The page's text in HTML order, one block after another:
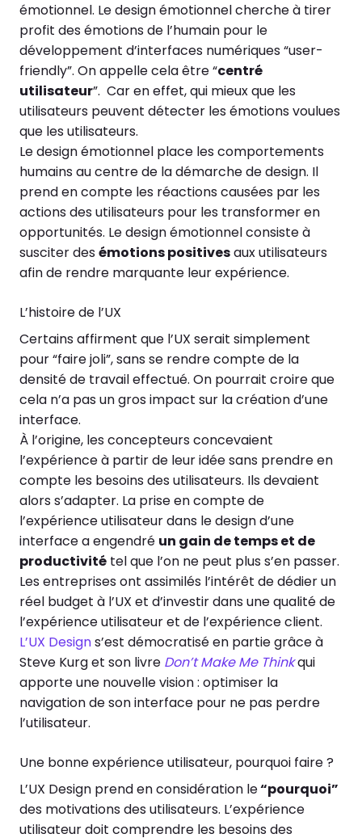
émotionnel. Le design émotionnel cherche à tirer
profit des émotions de l’humain pour le
développement d’interfaces numériques “user-
friendly”. On appelle cela être “centré
utilisateur”. Car en effet, qui mieux que les
utilisateurs peuvent détecter les émotions voulues
que les utilisateurs.
Le design émotionnel place les comportements
humains au centre de la démarche de design. Il
prend en compte les réactions causées par les
actions des utilisateurs pour les transformer en
opportunités. Le design émotionnel consiste à
susciter desémotions positivesaux utilisateurs
afin de rendre marquante leur expérience.
L’histoire de l’UX
Certains affirment que l’UX serait simplement
pour “faire joli”, sans se rendre compte de la
densité de travail effectué. On pourrait croire que
cela n’a pas un gros impact sur la création d’une
interface.
À l’origine, les concepteurs concevaient
l’expérience à partir de leur idée sans prendre en
compte les besoins des utilisateurs. Ils devaient
alors s’adapter. La prise en compte de
l’expérience utilisateur dans le design d’une
interface a engendré un gain de temps et de
productivité tel que l’on ne peut plus s’en passer.
Les entreprises ont assimilés l’intérêt de dédier un
réel budget à l’UX et d’investir dans une qualité de
l’expérience utilisateur et de l’expérience client.
L’UX Designs’est démocratisé en partie grâce à
Steve Kurg et son livre Don’t Make Me Thinkqui
apporte une nouvelle vision : optimiser la
navigation de son interface pour ne pas perdre
l’utilisateur.
Une bonne expérience utilisateur, pourquoi faire ?
L’UX Design prend en considération le“pourquoi”
des motivations des utilisateurs. L’expérience
utilisateur doit comprendre les besoins des